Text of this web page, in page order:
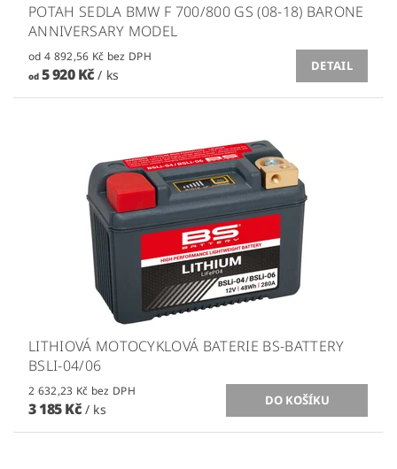
POTAH SEDLA BMW F 700/800 GS (08-18) BARONE
ANNIVERSARY MODEL
od 4 892,56 Kč bez DPH
od5 920 Kč/ ks
DETAIL
LITHIOVÁ MOTOCYKLOVÁ BATERIE BS-BATTERY
BSLI-04/06
2 632,23 Kč bez DPH
3 185 Kč / ks